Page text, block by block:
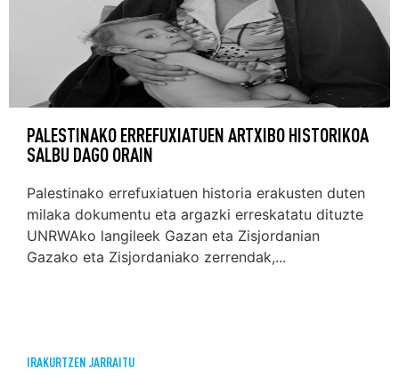
PALESTINAKO ERREFUXIATUEN ARTXIBO HISTORIKOA
SALBU DAGO ORAIN
Palestinako errefuxiatuen historia erakusten duten
milaka dokumentu eta argazki erreskatatu dituzte
UNRWAko langileek Gazan eta Zisjordanian
Gazako eta Zisjordaniako zerrendak,...
IRAKURTZEN JARRAITU